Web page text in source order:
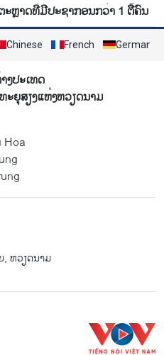
ະຫຼາດ​ທີ່​ມີ​ປະ​ຊາ​ກອນກວ່າ 1 ຕື້​ຄົນ
Chinese French German
ງປະເທດ
ະຍຸສຽງແຫ່ງຫວຽດນາມ
Hoa
, ຫວຽດນາມ